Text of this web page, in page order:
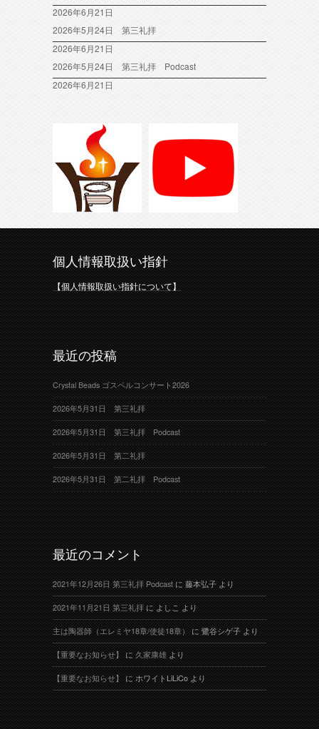
2026年6月21日
2026年5月24日 第三礼拝
2026年6月21日
2026年5月24日 第三礼拝 Podcast
2026年6月21日
個人情報取扱い指針
【個人情報取扱い指針について】
最近の投稿
Crystal Beads ゴスペルコンサート2026
2026年5月31日 第三礼拝
2026年5月31日 第三礼拝 Podcast
2026年5月31日 第二礼拝
2026年5月31日 第二礼拝 Podcast
最近のコメント
2021年12月26日 第三礼拝 Podcastに藤本弘子より
2021年11月21日 第三礼拝によしこより
主は陶器師（エレミヤ18章/使徒18章）に鷺谷シゲ子より
【重要なお知らせ】に久家康雄より
【重要なお知らせ】にホワイトLiLiCoより